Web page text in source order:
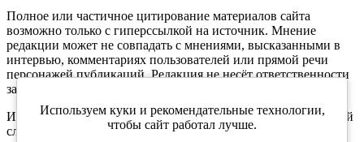
Полное или частичное цитирование материалов сайта
возможно только с гиперссылкой на источник. Мнение
редакции может не совпадать с мнениями, высказанными в
интервью, комментариях пользователей или прямой речи
персонажей публикаций. Редакция не несёт ответственности
за текст комментариев читателей.
Интернет-портал Kirov.online зарегистрирован в Федеральной
службе по надзору в сфере связи, информационных
Используем куки и рекомендательные технологии,
чтобы сайт работал лучше.